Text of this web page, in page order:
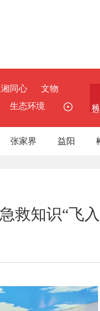
同心
文物
生态环境
张家界 益阳
救知识“飞入